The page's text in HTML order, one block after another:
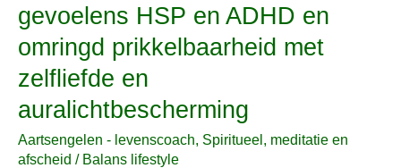
gevoelens HSP en ADHD en
omringd prikkelbaarheid met
zelfliefde en
auralichtbescherming
Aartsengelen - levenscoach, Spiritueel, meditatie en
afscheid / Balans lifestyle
helpt
bij
angstige
gevoelens
HSP
en
ADHD